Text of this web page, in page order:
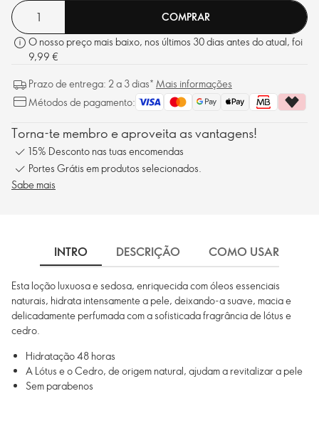
COMPRAR
O nosso preço mais baixo, nos últimos 30 dias antes do atual, foi
9,99 €
Prazo de entrega: 2 a 3 dias* Mais informações
Métodos de pagamento:
Torna-te membro e aproveita as vantagens!
15% Desconto nas tuas encomendas
Portes Grátis em produtos selecionados.
Sabe mais
INTRO DESCRIÇÃO COMO USAR
Esta loção luxuosa e sedosa, enriquecida com óleos essenciais
naturais, hidrata intensamente a pele, deixando-a suave, macia e
delicadamente perfumada com a sofisticada fragrância de lótus e
cedro.
Hidratação 48 horas
A Lótus e o Cedro, de origem natural, ajudam a revitalizar a pele
Sem parabenos